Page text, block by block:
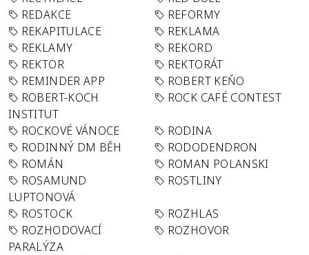
REDAKCE
REFORMY
REKAPITULACE
REKLAMA
REKLAMY
REKORD
REKTOR
REKTORÁT
REMINDER APP
ROBERT KEŇO
ROBERT-KOCH
INSTITUT
ROCK CAFÉ CONTEST
ROCKOVÉ VÁNOCE
RODINA
RODINNÝ DM BĚH
RODODENDRON
ROMÁN
ROMAN POLANSKI
ROSAMUND
LUPTONOVÁ
ROSTLINY
ROSTOCK
ROZHLAS
ROZHODOVACÍ
PARALÝZA
ROZHOVOR